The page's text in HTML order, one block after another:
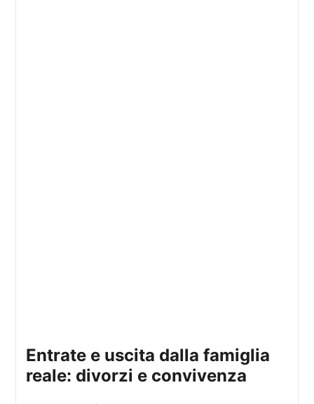
entrate e uscita dalla famiglia
reale: divorzi e convivenza